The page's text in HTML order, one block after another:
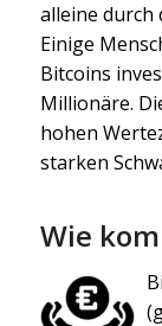
alleine durch
Einige
Bitcoins
Millionäre.
hohen
starken
Wie